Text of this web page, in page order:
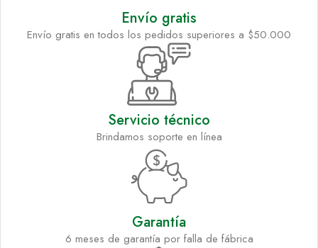
Envío gratis
Envío gratis en todos los pedidos superiores a $50.000
Servicio técnico
Brindamos soporte en línea
Garantía
6 meses de garantía por falla de fábrica